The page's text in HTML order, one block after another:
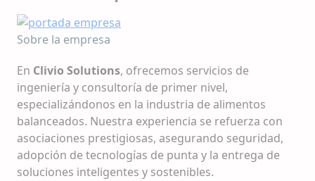
Sobre la empresa
En Clivio Solutions, ofrecemos servicios de
ingeniería y consultoría de primer nivel,
especializándonos en la industria de alimentos
balanceados. Nuestra experiencia se refuerza con
asociaciones prestigiosas, asegurando seguridad,
adopción de tecnologías de punta y la entrega de
soluciones inteligentes y sostenibles.